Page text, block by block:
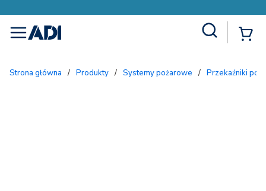
menu
Strona główna / Produkty / Systemy pożarowe / Przekaźniki